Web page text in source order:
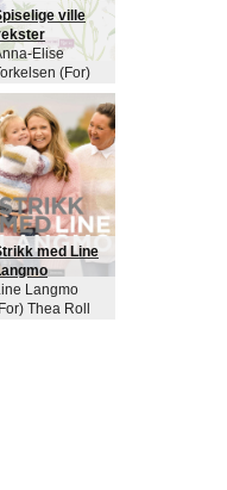
ville
Elise
(For)
Karlsen
(Ill)
med Line
Langmo
Thea Roll